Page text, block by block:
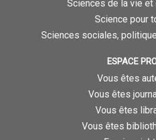
Sciences de la vie et
Science pour
Sciences sociales,
ESPACE
Vous êtes
Vous êtes
Vous êtes
Vous êtes